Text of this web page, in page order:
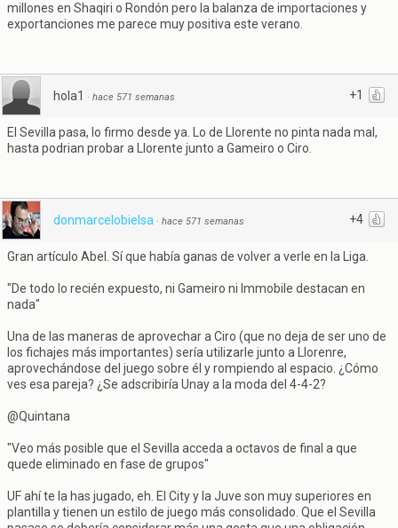
millones en Shaqiri o Rondón pero la balanza de importaciones y
exportanciones me parece muy positiva este verano.
+1
hola1 · hace 571 semanas
El Sevilla pasa, lo firmo desde ya. Lo de Llorente no pinta nada mal,
hasta podrian probar a Llorente junto a Gameiro o Ciro.
+4
donmarcelobielsa · hace 571 semanas
Gran artículo Abel. Sí que había ganas de volver a verle en la Liga.
"De todo lo recién expuesto, ni Gameiro ni Immobile destacan en
nada"
Una de las maneras de aprovechar a Ciro (que no deja de ser uno de
los fichajes más importantes) sería utilizarle junto a Llorenre,
aprovechándose del juego sobre él y rompiendo al espacio. ¿Cómo
ves esa pareja? ¿Se adscribiría Unay a la moda del 4-4-2?
@Quintana
"Veo más posible que el Sevilla acceda a octavos de final a que
quede eliminado en fase de grupos"
UF ahí te la has jugado, eh. El City y la Juve son muy superiores en
plantilla y tienen un estilo de juego más consolidado. Que el Sevilla